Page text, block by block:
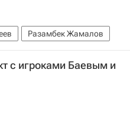
Разамбек Жамалов
с игроками Баевым и